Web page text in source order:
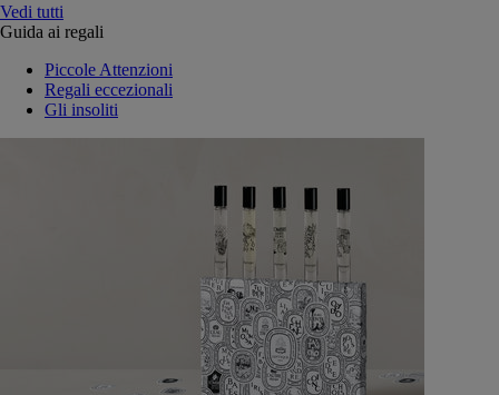
Vedi tutti
Guida ai regali
Piccole Attenzioni
Regali eccezionali
Gli insoliti